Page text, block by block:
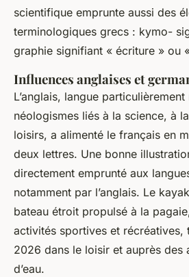
scientifique emprunte aussi des
terminologiques grecs : kymo-
graphie signifiant « écriture » ou
Influences anglaises et
L’anglais, langue
néologismes liés à la science, à
loisirs, a alimenté le français en
deux lettres. Une bonne
directement emprunté aux
notamment par l’anglais. Le
bateau étroit propulsé à la
activités sportives et récréatives,
2026 dans le loisir et auprès des
d’eau.